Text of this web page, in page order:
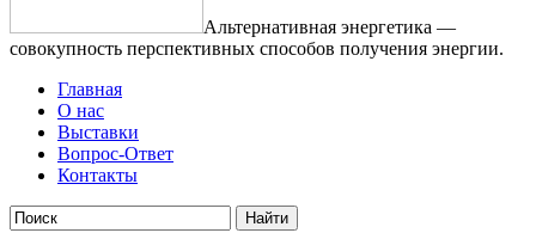
Альтернативная энергетика —
совокупность перспективных способов получения энергии.
Главная
О нас
Выставки
Вопрос-Ответ
Контакты